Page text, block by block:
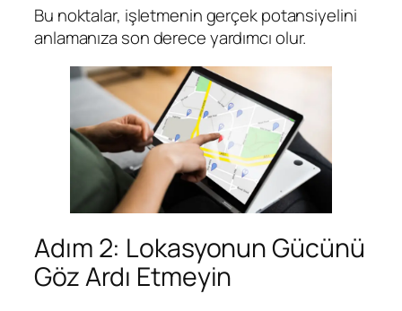
Bu noktalar, işletmenin gerçek potansiyelini
anlamanıza son derece yardımcı olur.
Adım 2: Lokasyonun Gücünü
Göz Ardı Etmeyin